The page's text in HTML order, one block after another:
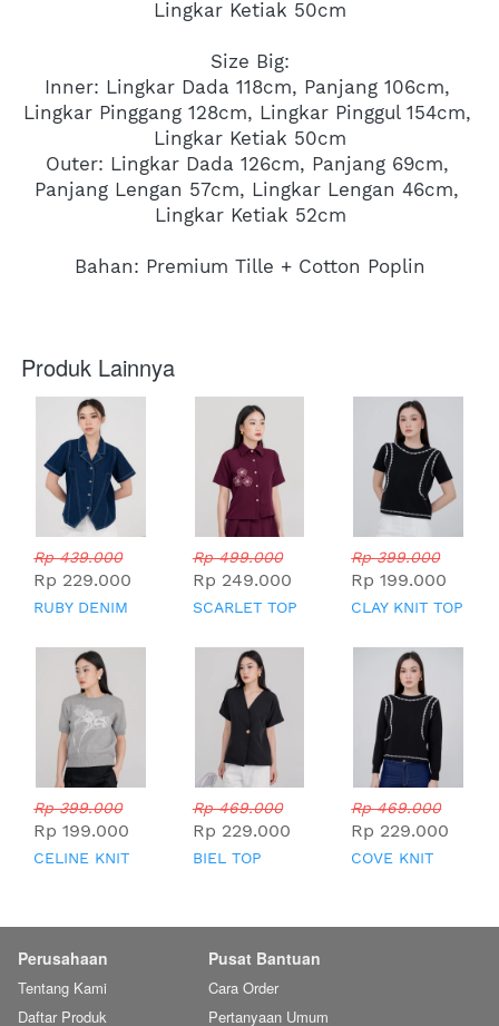
Lingkar Ketiak 50cm
Size Big:
Inner: Lingkar Dada 118cm, Panjang 106cm,
Lingkar Pinggang 128cm, Lingkar Pinggul 154cm,
Lingkar Ketiak 50cm
Outer: Lingkar Dada 126cm, Panjang 69cm,
Panjang Lengan 57cm, Lingkar Lengan 46cm,
Lingkar Ketiak 52cm
Bahan: Premium Tille + Cotton Poplin
Produk Lainnya
Rp 439.000
Rp 229.000
RUBY DENIM
Rp 499.000
Rp 249.000
SCARLET TOP
Rp 399.000
Rp 199.000
CLAY KNIT TOP
Rp 399.000
Rp 199.000
CELINE KNIT
Rp 469.000
Rp 229.000
BIEL TOP
Rp 469.000
Rp 229.000
COVE KNIT
Perusahaan
Tentang Kami
Daftar Produk
Pusat Bantuan
Cara Order
Pertanyaan Umum